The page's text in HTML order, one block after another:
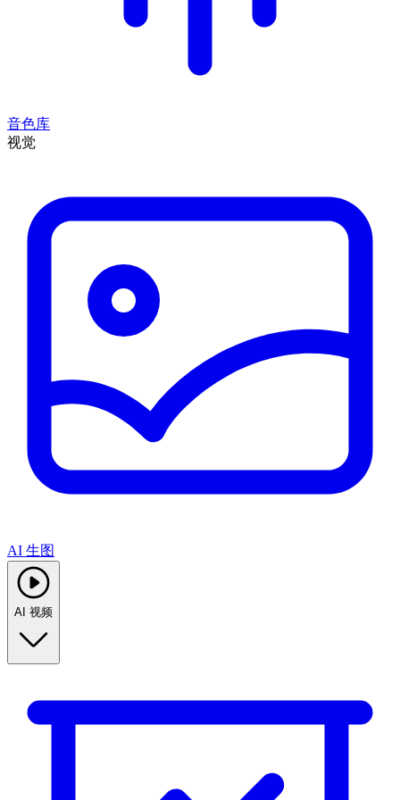
音色库
视觉
AI 生图
AI 视频